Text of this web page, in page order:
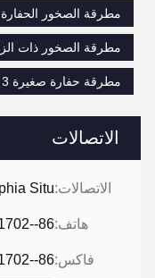
الاتصالات
الاتصالات:Situ
هاتف:86--18127591702
فاكس:86--18127591702
مطرقة الصخور الحفارة
مطرقة الصخور ذات
مطرقة حفارة صغيرة 3 طن